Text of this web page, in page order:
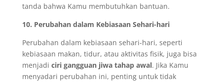
tanda bahwa Kamu membutuhkan bantuan.
10. Perubahan dalam Kebiasaan Sehari-hari
Perubahan dalam kebiasaan sehari-hari, seperti
kebiasaan makan, tidur, atau aktivitas fisik, juga bisa
menjadi ciri gangguan jiwa tahap awal. Jika Kamu
menyadari perubahan ini, penting untuk tidak